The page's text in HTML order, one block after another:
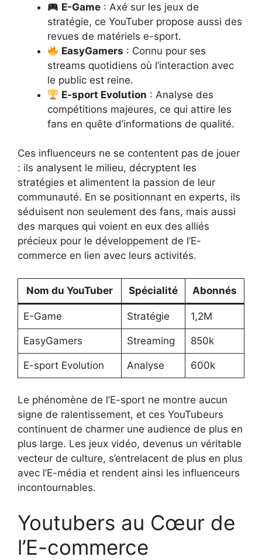
E-Game : Axé sur les jeux de
stratégie, ce YouTuber propose aussi des
revues de matériels e-sport.
EasyGamers : Connu pour ses
streams quotidiens où l’interaction avec
le public est reine.
E-sport Evolution : Analyse des
compétitions majeures, ce qui attire les
fans en quête d’informations de qualité.
Ces influenceurs ne se contentent pas de jouer
: ils analysent le milieu, décryptent les
stratégies et alimentent la passion de leur
communauté. En se positionnant en experts, ils
séduisent non seulement des fans, mais aussi
des marques qui voient en eux des alliés
précieux pour le développement de l’E-
commerce en lien avec leurs activités.
Nom du YouTuber Spécialité Abonnés
E-Game Stratégie 1,2M
EasyGamers Streaming 850k
E-sport Evolution Analyse 600k
Le phénomène de l’E-sport ne montre aucun
signe de ralentissement, et ces YouTubeurs
continuent de charmer une audience de plus en
plus large. Les jeux vidéo, devenus un véritable
vecteur de culture, s’entrelacent de plus en plus
avec l’E-média et rendent ainsi les influenceurs
incontournables.
Youtubers au Cœur de
l’E-commerce